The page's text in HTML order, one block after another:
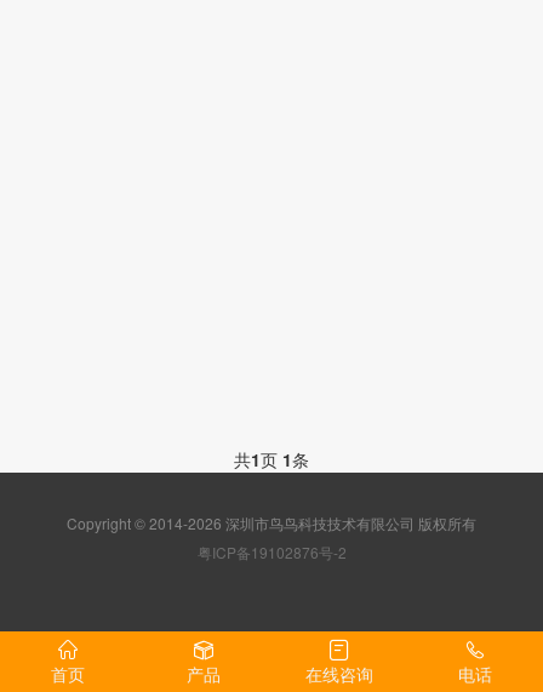
共1页 1条
Copyright © 2014-2026 深圳市鸟鸟科技技术有限公司 版权所有
粤ICP备19102876号-2
首页 产品 在线咨询 电话